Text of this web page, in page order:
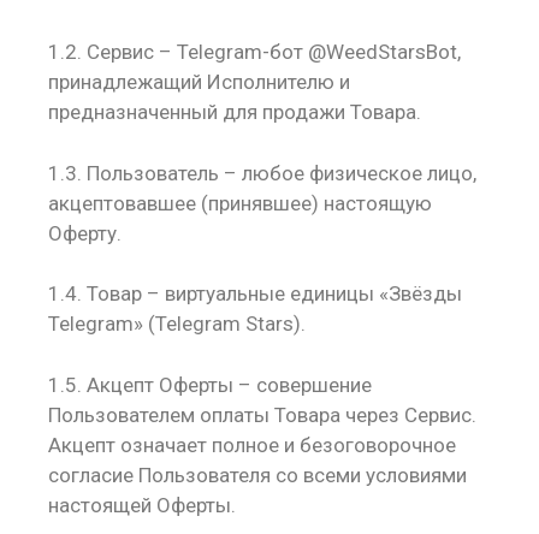
1.2. Сервис – Telegram-бот @WeedStarsBot,
принадлежащий Исполнителю и
предназначенный для продажи Товара.
1.3. Пользователь – любое физическое лицо,
акцептовавшее (принявшее) настоящую
Оферту.
1.4. Товар – виртуальные единицы «Звёзды
Telegram» (Telegram Stars).
1.5. Акцепт Оферты – совершение
Пользователем оплаты Товара через Сервис.
Акцепт означает полное и безоговорочное
согласие Пользователя со всеми условиями
настоящей Оферты.